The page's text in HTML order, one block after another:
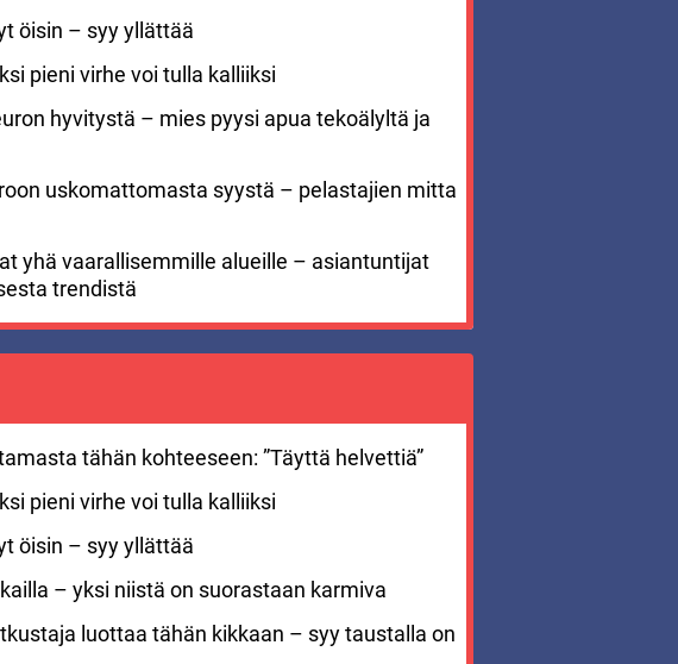
öisin – syy yllättää
pieni virhe voi tulla kalliiksi
hyvitystä – mies pyysi apua tekoälyltä ja
uskomattomasta syystä – pelastajien mitta
yhä vaarallisemmille alueille – asiantuntijat
trendistä
tähän kohteeseen: ”Täyttä helvettiä”
pieni virhe voi tulla kalliiksi
öisin – syy yllättää
– yksi niistä on suorastaan karmiva
luottaa tähän kikkaan – syy taustalla on